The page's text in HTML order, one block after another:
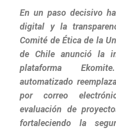
En un paso decisivo
digital y la
Comité de Ética de la
de Chile anunció la
plataforma
automatizado
por correo
evaluación de
fortaleciendo la